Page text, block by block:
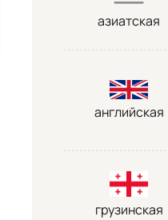
азиатская
английская
грузинская